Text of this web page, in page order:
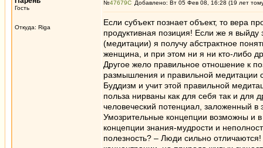
Гость
Откуда: Riga
№47679 Добавлено: Вт 05 Фев 08, 16:28 (19 лет
Если субъект познает объект, то вера
продуктивная позиция! Если же я выйду
(медитации) я получу абстрактное
женщина, и при этом ни я ни кто-либо
Другое жело правильное отношение к
размышления и правильной медитации
Буддизм и учит этой правильной
польза нирваны как для себя так и для
человеческий потенциал, заложенный в
Умозрительные концепции возможны и
концепции знания-мудрости и
полезность? – Люди сильно